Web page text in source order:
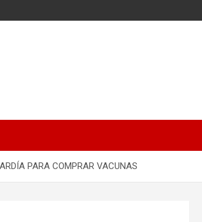
PARA COMPRAR VACUNAS